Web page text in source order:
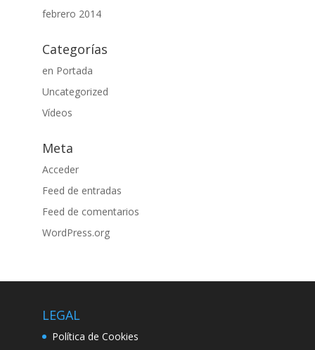
febrero 2014
Categorías
en Portada
Uncategorized
Vídeos
Meta
Acceder
Feed de entradas
Feed de comentarios
WordPress.org
LEGAL
Política de Cookies